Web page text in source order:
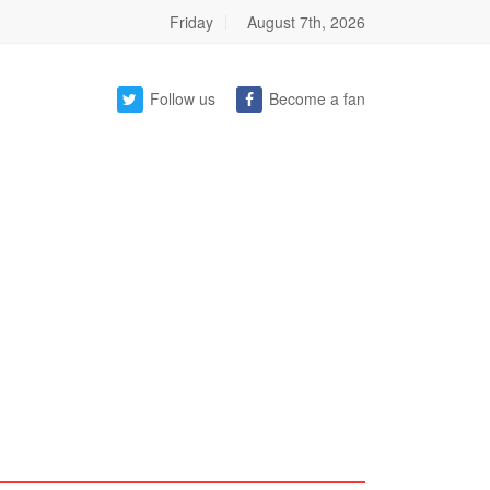
Friday August 7th, 2026
Follow us Become a fan